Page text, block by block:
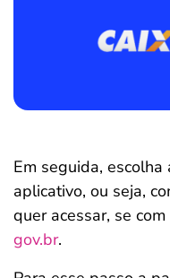
Em seguida,
aplicativo, ou seja,
quer acessar, se
gov.br.